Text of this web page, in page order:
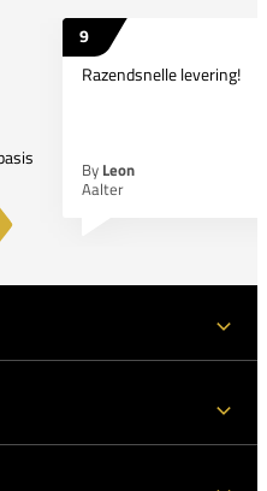
9
Razendsnelle levering!
By Leon
Aalter